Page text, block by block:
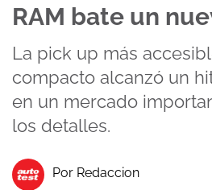
RAM bate un
La pick up más
compacto alcanzó un
en un mercado
los detalles.
Por Redaccion